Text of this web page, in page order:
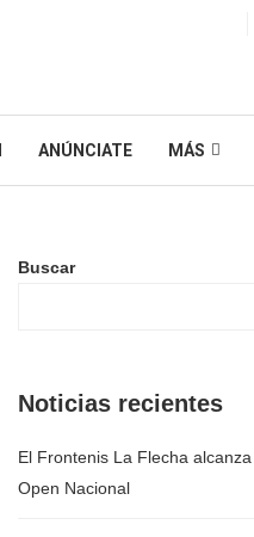
ANÚNCIATE MÁS
Buscar
Noticias recientes
El Frontenis La Flecha
Open Nacional